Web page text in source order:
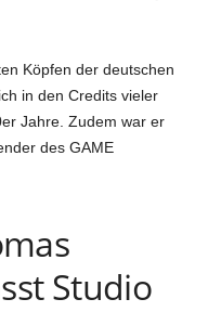
Köpfen der deutschen
in den Credits vieler
Jahre. Zudem war er
des GAME
Studio